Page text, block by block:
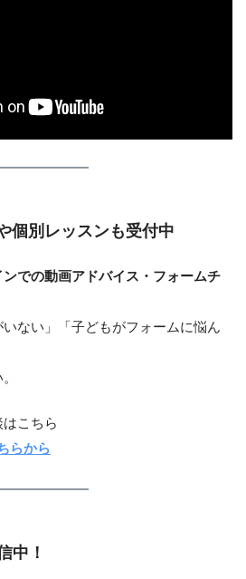
個別レッスンも受付中
ンでの動画アドバイス・フォームチ
いない」「子どもがフォームに悩ん
こちら
らから
中！